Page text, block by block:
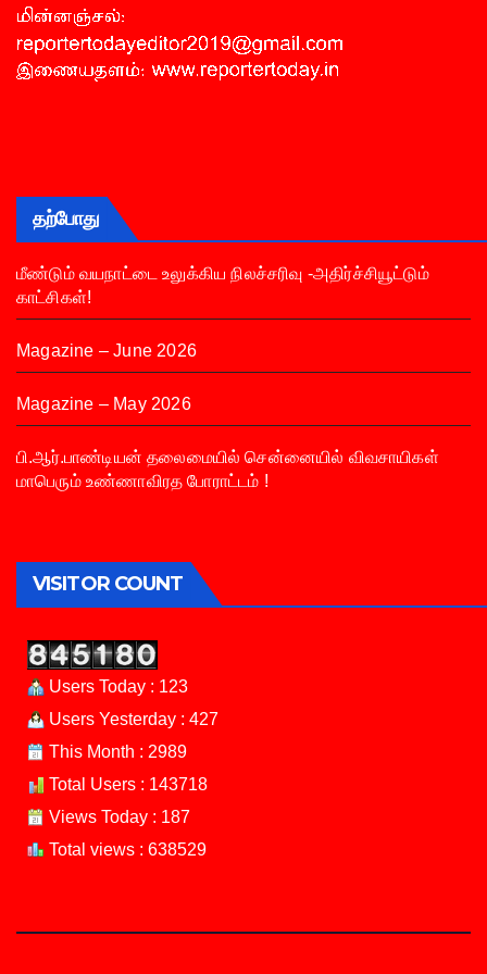
தற்போது
மீண்டும் வயநாட்டை உலுக்கிய நிலச்சரிவு -அதிர்ச்சியூட்டும்
காட்சிகள்!
Magazine – June 2026
Magazine – May 2026
பி.ஆர்.பாண்டியன் தலைமையில் சென்னையில் விவசாயிகள்
மாபெரும் உண்ணாவிரத போராட்டம் !
VISITOR COUNT
Users Today : 123
Users Yesterday : 427
This Month : 2989
Total Users : 143718
Views Today : 187
Total views : 638529